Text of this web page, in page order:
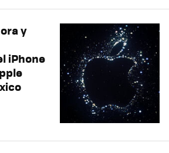
y
iPhone